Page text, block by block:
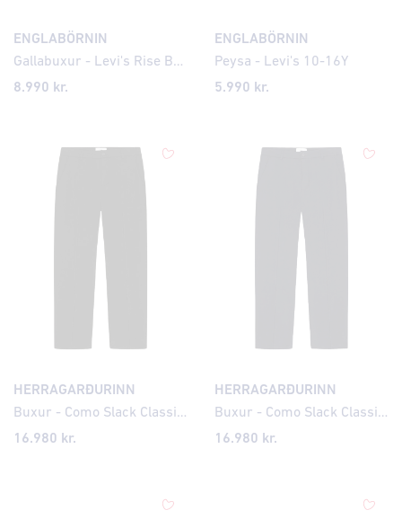
ENGLABÖRNIN
Gallabuxur - Levi's Rise Baggy
8.990 kr.
ENGLABÖRNIN
Peysa - Levi's 10-16Y
5.990 kr.
HERRAGARÐURINN
Buxur - Como Slack Classic Loose Fit
16.980 kr.
HERRAGARÐURINN
Buxur - Como Slack Classic Loose Fit
16.980 kr.